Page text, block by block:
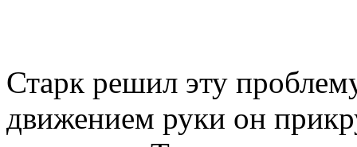
Старк решил эту
движением руки он